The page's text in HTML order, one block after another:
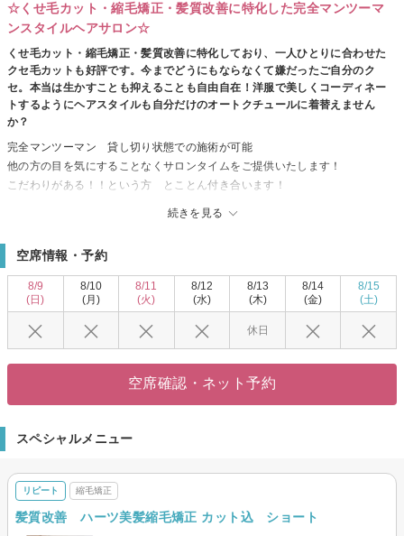
☆くせ毛カット・縮毛矯正・髪質改善に特化した完全マンツーマ
ンスタイルヘアサロン☆
くせ毛カット・縮毛矯正・髪質改善に特化しており、一人ひとりに合わせた
クセ毛カットも好評です。今までどうにもならなくて嫌だったご自分のク
セ。本当は生かすことも抑えることも自由自在！洋服で美しくコーディネー
トするようにヘアスタイルも自分だけのオートクチュールに着替えません
か？
続きを見る
完全マンツーマン 貸し切り状態での施術が可能
他の方の目を気にすることなくサロンタイムをご提供いたします！
こだわりがある！！という方 とことん付き合います！
ス！
常に最新の美容情報をアップグレード！
髪質改善 ショートカット 縮毛矯正に特化しており、くせ毛でお悩みの顧
完全予約制になりますのでお早目のご予約をオススメします(^_-)-☆
空席情報・予約
8/9
(日)
8/10
(月)
8/11
(火)
8/12
(水)
8/13
(木)
休日
8/14
(金)
8/15
(土)
空席確認・ネット予約
スペシャルメニュー
リピート 縮毛矯正
髪質改善 ハーツ美髪縮毛矯正 カット込 ショート